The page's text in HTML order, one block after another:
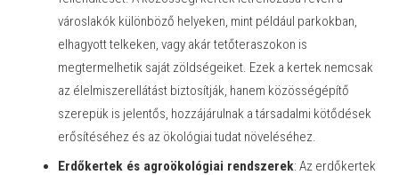
városlakók különböző helyeken, mint például parkokban,
elhagyott telkeken, vagy akár tetőteraszokon is
megtermelhetik saját zöldségeiket. Ezek a kertek nemcsak
az élelmiszerellátást biztosítják, hanem közösségépítő
szerepük is jelentős, hozzájárulnak a társadalmi kötődések
erősítéséhez és az ökológiai tudat növeléséhez.
Erdőkertek és agroökológiai rendszerek: Az erdőkertek